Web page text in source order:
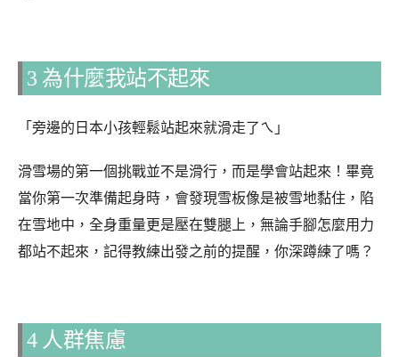
3 為什麼我站不起來
「旁邊的日本小孩輕鬆站起來就滑走了ㄟ」
滑雪場的第一個挑戰並不是滑行，而是學會站起來！畢竟
當你第一次準備起身時，會發現雪板像是被雪地黏住，陷
在雪地中，全身重量更是壓在雙腿上，無論手腳怎麼用力
都站不起來，記得教練出發之前的提醒，你深蹲練了嗎？
4 人群焦慮